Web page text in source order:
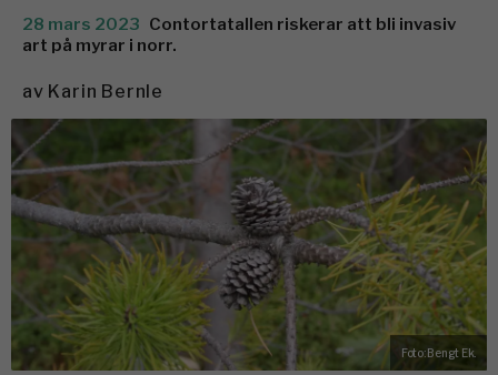
28 mars 2023 Contortatallen riskerar att bli invasiv
art på myrar i norr.
av Karin Bernle
Foto:Bengt Ek.